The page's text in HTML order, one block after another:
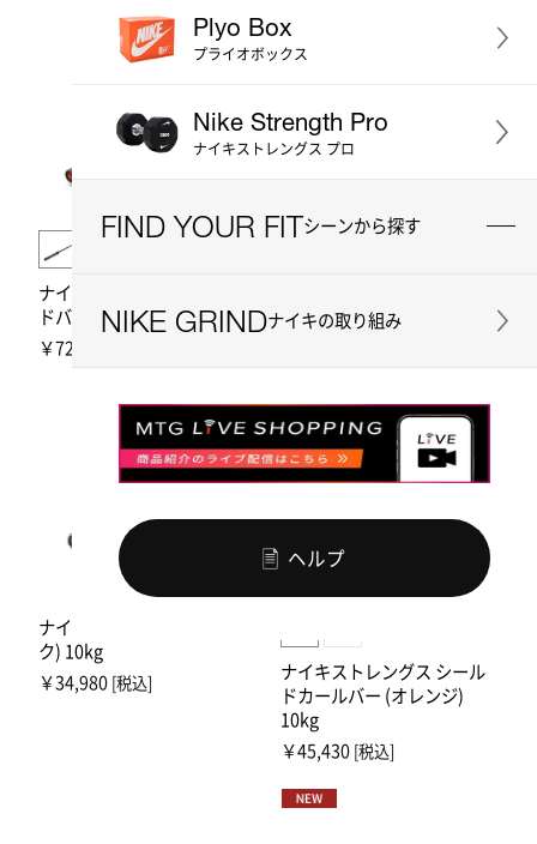
Plyo Box
プライオボックス
Nike Strength Pro
ナイキストレングス プロ
FIND YOUR FITシーンから探す
NIKE GRINDナイキの取り組み
ヘルプ
ナイキストレングス シール
ドバーベル 20kg (ブラック)
￥72,490
ナイキ カールバー (ブラッ
ク) 10kg
￥34,980 [税込]
ナイキストレングス シール
ドカールバー (オレンジ)
10kg
￥45,430 [税込]